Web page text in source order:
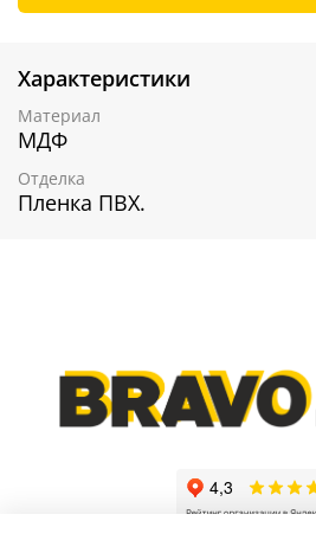
Характеристики
Материал
МДФ
Отделка
Пленка ПВХ.